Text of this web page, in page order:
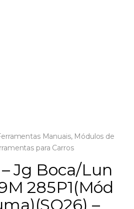
Manuais, Módulos de
para Carros
– Jg Boca/Lun
285P1(Mód
–